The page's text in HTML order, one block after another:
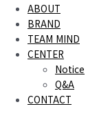
ABOUT
BRAND
TEAM MIND
CENTER
Notice
Q&A
CONTACT